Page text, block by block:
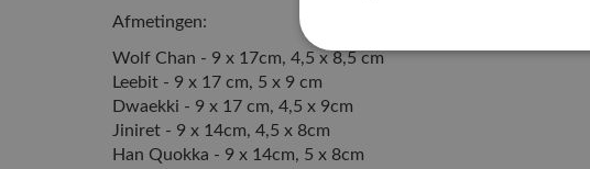
Afmetingen:
Wolf Chan - 9 x 17cm, 4,5 x 8,5 cm
Leebit - 9 x 17 cm, 5 x 9 cm
Dwaekki - 9 x 17 cm, 4,5 x 9cm
Jiniret - 9 x 14cm, 4,5 x 8cm
Han Quokka - 9 x 14cm, 5 x 8cm